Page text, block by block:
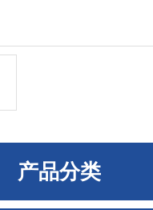
产品分类